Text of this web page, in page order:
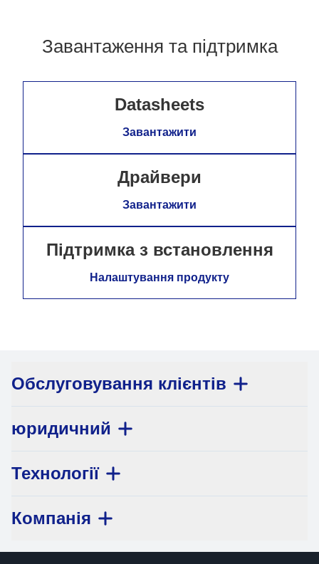
Завантаження та підтримка
Datasheets
Завантажити
Драйвери
Завантажити
Підтримка з встановлення
Налаштування продукту
Обслуговування клієнтів
юридичний
Технології
Компанія